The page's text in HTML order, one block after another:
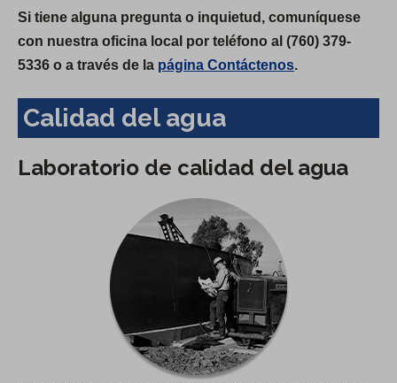
Si tiene alguna pregunta o inquietud, comuníquese
con nuestra oficina local por teléfono al (760) 379-
5336 o a través de la página Contáctenos.
Calidad del agua
Laboratorio de calidad del agua